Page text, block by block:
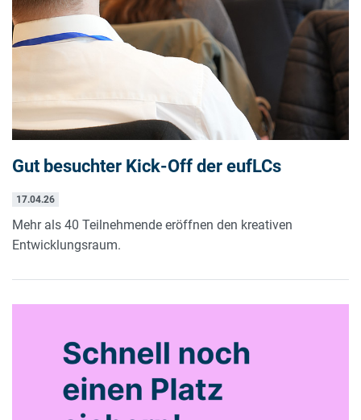
Gut besuchter Kick-Off der eufLCs
17.04.26
Mehr als 40 Teilnehmende eröffnen den kreativen
Entwicklungsraum.